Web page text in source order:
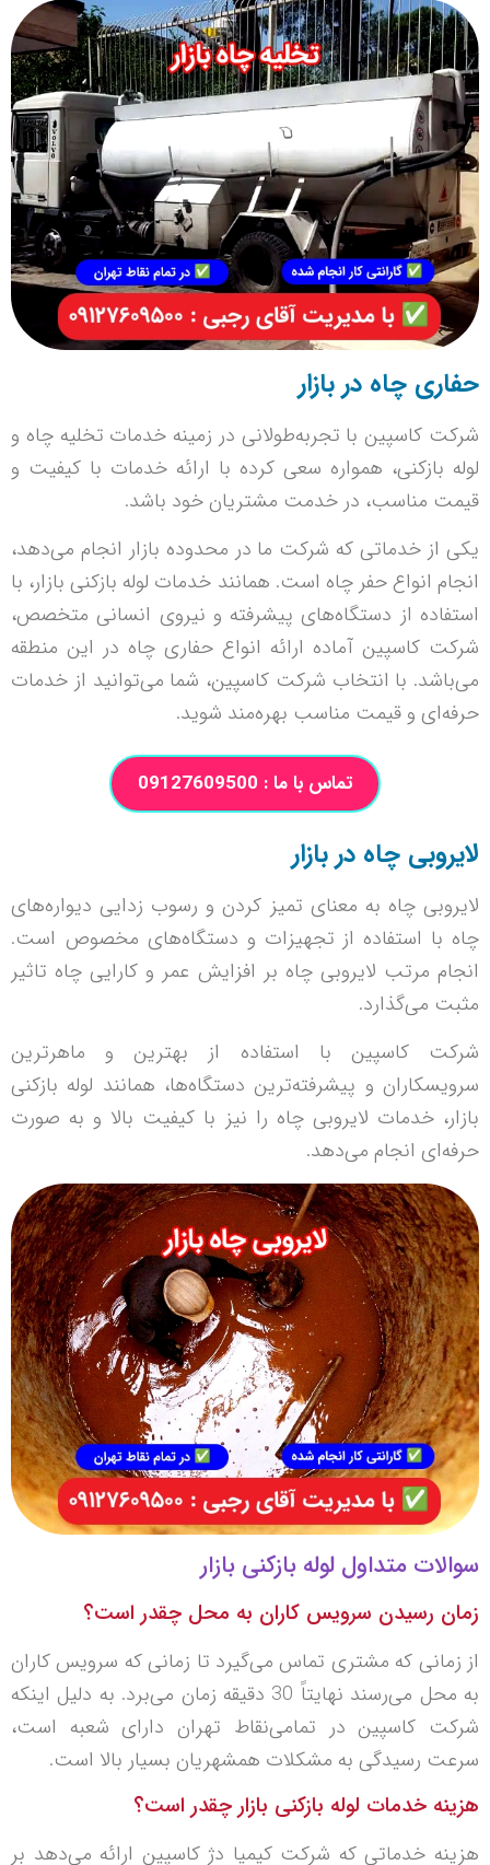
حفاری چاه در بازار
شرکت کاسپین با تجربه‌طولانی در زمینه‌ خدمات تخلیه چاه و
لوله بازکنی، همواره سعی کرده با ارائه‌ خدمات با کیفیت و
قیمت مناسب، در خدمت مشتریان خود باشد.
یکی از خدماتی که شرکت ما در محدوده بازار انجام می‌دهد،
انجام انواع حفر چاه است. همانند خدمات لوله بازکنی بازار، با
استفاده از دستگاه‌های پیشرفته و نیروی انسانی متخصص،
شرکت کاسپین آماده‌ ارائه انواع حفاری چاه در این منطقه
می‌باشد. با انتخاب شرکت کاسپین، شما می‌توانید از خدمات
حرفه‌ای و قیمت مناسب بهره‌مند شوید.
تماس با ما : 09127609500
لایروبی چاه در بازار
لایروبی چاه به معنای تمیز کردن و رسوب زدایی دیواره‌های
چاه با استفاده از تجهیزات و دستگاه‌های مخصوص است.
انجام مرتب لایروبی چاه بر افزایش عمر و کارایی چاه تاثیر
مثبت می‌گذارد.
شرکت کاسپین با استفاده از بهترین و ماهرترین
سرویسکاران و پیشرفته‌ترین دستگاه‌ها، همانند لوله بازکنی
بازار، خدمات لایروبی چاه را نیز با کیفیت بالا و به صورت
حرفه‌ای انجام می‌دهد.
سوالات متداول لوله بازکنی بازار
زمان رسیدن سرویس کاران به محل چقدر است؟
از زمانی که مشتری تماس می‌گیرد تا زمانی که سرویس کاران
به محل می‌رسند نهایتاً 30 دقیقه زمان می‌برد. به دلیل اینکه
شرکت کاسپین در تمامی‌نقاط تهران دارای شعبه است،
سرعت رسیدگی به مشکلات همشهریان بسیار بالا است.
هزینه خدمات لوله بازکنی بازار چقدر است؟
هزینه خدماتی که شرکت کیمیا دژ کاسپین ارائه می‌دهد بر